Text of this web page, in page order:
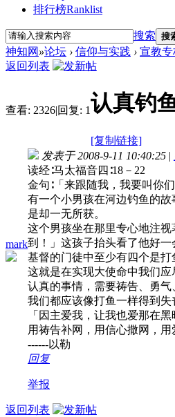
排行榜Ranklist
搜索 搜
神知网 »论坛 › 信仰与实践 › 宣教专
返回列表
查看: 2326|回复: 1认真钓
[复制链接]
mark
发表于 2008-9-11 10:40:25 |
读经∶马太福音四∶18－22
金句∶「来跟随我，我要叫你
有一个小男孩在河边钓鱼的
是却一无所获。
这个男孩坐在那里专心地注
到！」这孩子抬头看了他好一
基督的门徒中至少有四个是
这就是在实现大使命中我们
认真的事情，需要祷告、勇气
我们都应该像打鱼一样得到
「因主爱我，让我也爱那在
用祷告补网，用信心撒网，用
------以勒
回复
举报
返回列表